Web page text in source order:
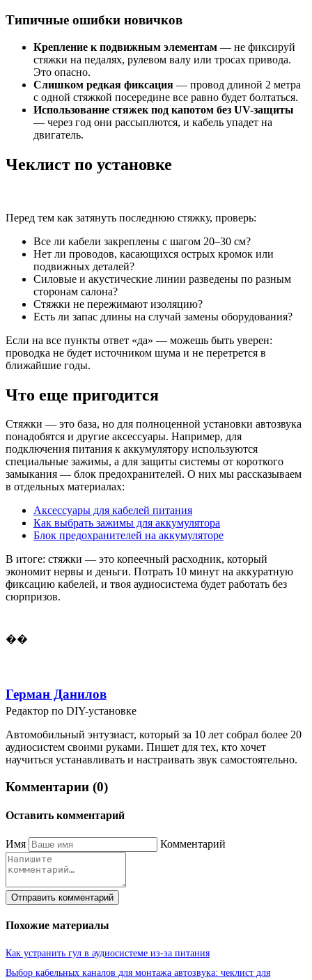
Типичные ошибки новичков
Крепление к подвижным элементам — не фиксируй
стяжки на педалях, рулевом валу или тросах привода.
Это опасно.
Слишком редкая фиксация — провод длиной 2 метра
с одной стяжкой посередине все равно будет болтаться.
Использование стяжек под капотом без UV-защиты
— через год они рассыплются, и кабель упадет на
двигатель.
Чеклист по установке
Перед тем как затянуть последнюю стяжку, проверь:
Все ли кабели закреплены с шагом 20–30 см?
Нет ли проводов, касающихся острых кромок или
подвижных деталей?
Силовые и акустические линии разведены по разным
сторонам салона?
Стяжки не пережимают изоляцию?
Есть ли запас длины на случай замены оборудования?
Если на все пункты ответ «да» — можешь быть уверен:
проводка не будет источником шума и не перетрется в
ближайшие годы.
Что еще пригодится
Стяжки — это база, но для полноценной установки автозвука
понадобятся и другие аксессуары. Например, для
подключения питания к аккумулятору используются
специальные зажимы, а для защиты системы от короткого
замыкания — блок предохранителей. О них мы рассказываем
в отдельных материалах:
Аксессуары для кабелей питания
Как выбрать зажимы для аккумулятора
Блок предохранителей на аккумуляторе
В итоге: стяжки — это копеечный расходник, который
экономит нервы и деньги. Потрать 10 минут на аккуратную
фиксацию кабелей, и твоя аудиосистема будет работать без
сюрпризов.
��
Герман Данилов
Редактор по DIY-установке
Автомобильный энтузиаст, который за 10 лет собрал более 20
аудиосистем своими руками. Пишет для тех, кто хочет
научиться устанавливать и настраивать звук самостоятельно.
Комментарии (0)
Оставить комментарий
Имя Комментарий
Отправить комментарий
Похожие материалы
Как устранить гул в аудиосистеме из-за питания
Выбор кабельных каналов для монтажа автозвука: чеклист для